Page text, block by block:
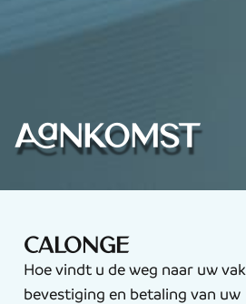
Aankomst
Calonge
Hoe vindt u de weg naar uw
bevestiging en betaling van uw